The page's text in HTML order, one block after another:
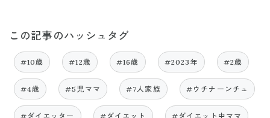
この記事のハッシュタグ
#10歳 #12歳 #16歳 #2023年 #2歳
#4歳 #5児ママ #7人家族 #ウチナーンチュ
#ダイエッター #ダイエット #ダイエット中ママ